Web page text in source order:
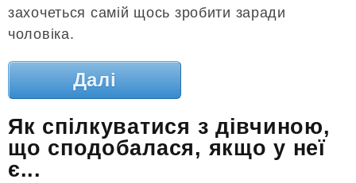
захочеться самій щось зробити заради
чоловіка.
Далі
Як спілкуватися з дівчиною,
що сподобалася, якщо у неї
є...